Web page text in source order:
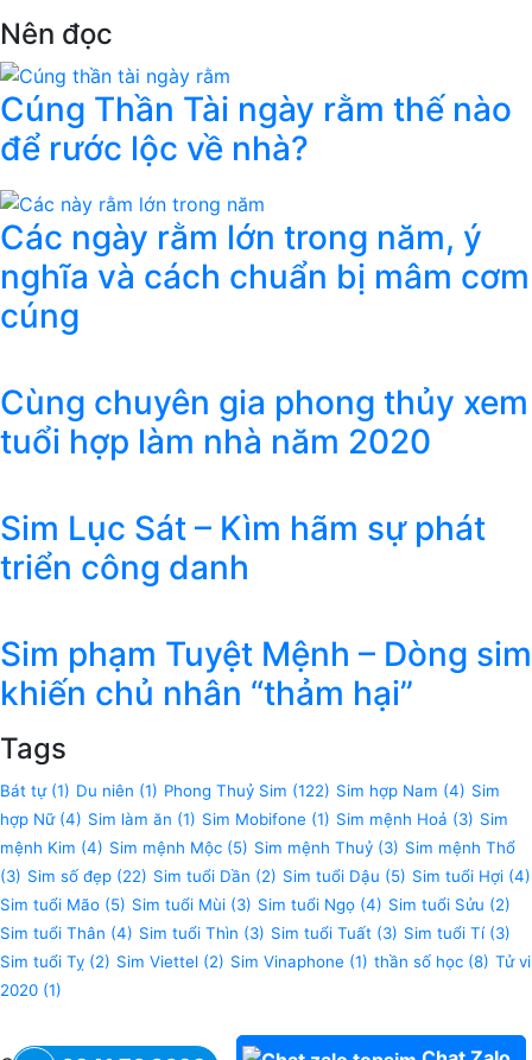
Nên đọc
Cúng Thần Tài ngày rằm thế nào
để rước lộc về nhà?
Các ngày rằm lớn trong năm, ý
nghĩa và cách chuẩn bị mâm cơm
cúng
Cùng chuyên gia phong thủy xem
tuổi hợp làm nhà năm 2020
Sim Lục Sát – Kìm hãm sự phát
triển công danh
Sim phạm Tuyệt Mệnh – Dòng sim
khiến chủ nhân “thảm hại”
Tags
Bát tự(1) Du niên (1) Phong Thuỷ Sim (122) Sim hợp Nam (4) Sim
hợp Nữ(4) Sim làm ăn (1) Sim Mobifone (1) Sim mệnh Hoả (3) Sim
mệnh Kim (4) Sim mệnh Mộc (5) Sim mệnh Thuỷ (3) Sim mệnh Thổ
(3) Sim số đẹp (22) Sim tuổi Dần (2) Sim tuổi Dậu (5) Sim tuổi Hợi (4)
Sim tuổi Mão (5) Sim tuổi Mùi (3) Sim tuổi Ngọ (4) Sim tuổi Sửu (2)
Sim tuổi Thân (4) Sim tuổi Thìn (3) Sim tuổi Tuất (3) Sim tuổi Tí(3)
Sim tuổi Tỵ (2) Sim Viettel (2) Sim Vinaphone (1) thần số học (8) Tử vi
2020 (1)